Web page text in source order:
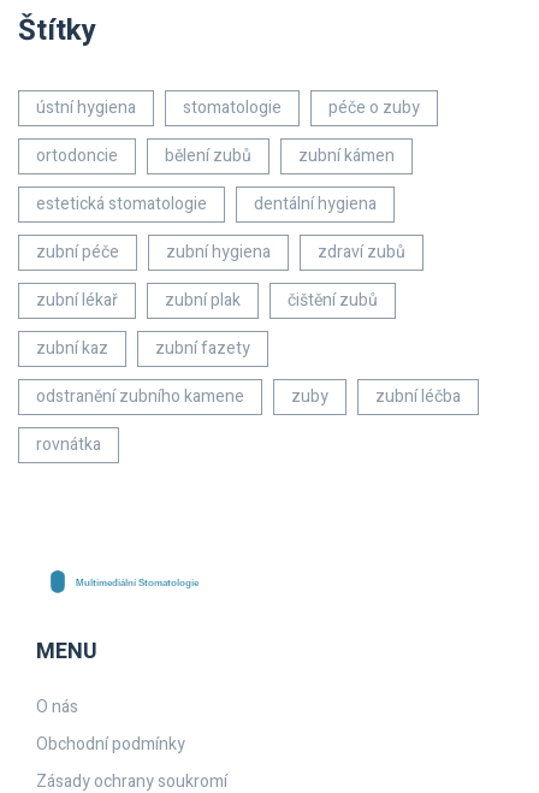
Štítky
ústní hygiena stomatologie
péče o zuby
ortodoncie
bělení zubů
zubní kámen
estetická stomatologie
dentální hygiena
zubní péče
zubní hygiena
zdraví zubů
zubní lékař
zubní plak
čištění zubů
zubní kaz
zubní fazety
odstranění zubního kamene
zuby
zubní léčba
rovnátka
MENU
O nás
Obchodní podmínky
Zásady ochrany soukromí